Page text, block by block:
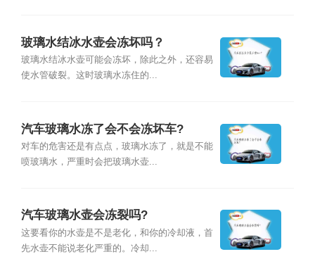
玻璃水结冰水壶会冻坏吗？
玻璃水结冰水壶可能会冻坏，除此之外，还容易
使水管破裂。这时玻璃水冻住的...
汽车玻璃水冻了会不会冻坏车?
对车的危害还是有点点，玻璃水冻了，就是不能
喷玻璃水，严重时会把玻璃水壶...
汽车玻璃水壶会冻裂吗?
这要看你的水壶是不是老化，和你的冷却液，首
先水壶不能说老化严重的。冷却...